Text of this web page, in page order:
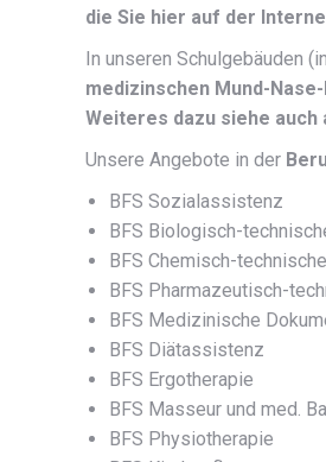
die Sie hier auf der
In unseren Schulgebäuden
medizinschen Mund-
Weiteres dazu siehe auch
Unsere Angebote in der
BFS Sozialassistenz
BFS Biologisch-
BFS Chemisch-
BFS Pharmazeutisch-
BFS Medizinische
BFS Diätassistenz
BFS Ergotherapie
BFS Masseur und med.
BFS Physiotherapie